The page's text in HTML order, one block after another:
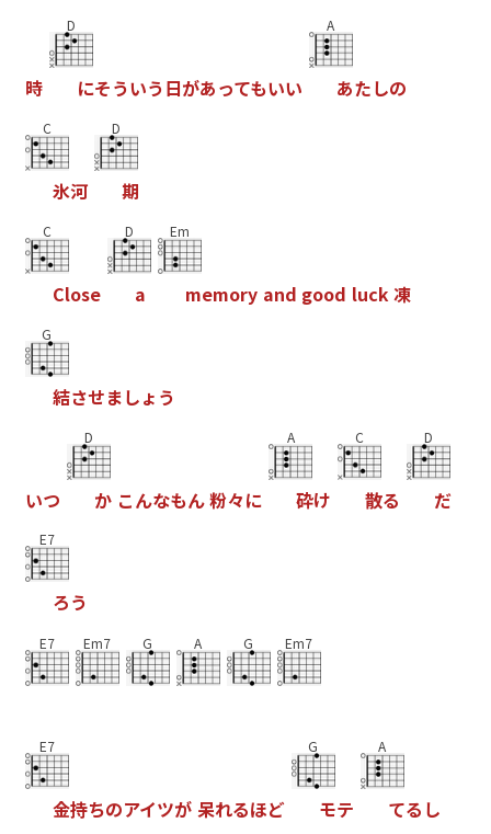
時
D
にそういう 日があってもいい
A
あたしの
C
氷河
D
期
C
Close
D
a
Em
memory and good luck凍
G
結させましょ う
いつ
D
か こんなもん粉々に
A
砕け
C
散る
D
だ
E7
ろう
E7 Em7 G A G Em7
E7
金持ちのアイツが 呆れるほど
G
モテ
A
てる し